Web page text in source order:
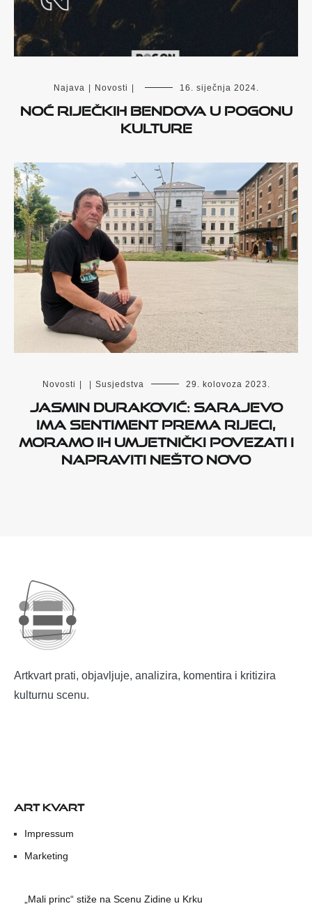
Najava Novosti 16. siječnja 2024.
Noć riječkih bendova u Pogonu
kulture
Novosti | | Susjedstva 29. kolovoza 2023.
Jasmin Duraković: Sarajevo
ima sentiment prema Rijeci,
moramo ih umjetnički povezati i
napraviti nešto novo
Artkvart prati, objavljuje, analizira, komentira i kritizira
kulturnu scenu.
ART KVART
Impressum
Marketing
„Mali princ“ stiže na Scenu Zidine u Krku